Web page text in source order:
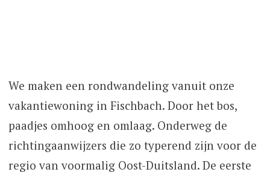
We maken een rondwandeling vanuit onze
vakantiewoning in Fischbach. Door het bos,
paadjes omhoog en omlaag. Onderweg de
richtingaanwijzers die zo typerend zijn voor de
regio van voormalig Oost-Duitsland. De eerste